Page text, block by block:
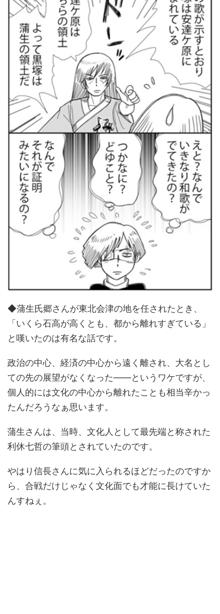
◆蒲生氏郷さんが東北会津の地を任されたとき、
「いくら石高が高くとも、都から離れすぎている」
と嘆いたのは有名な話です。
政治の中心、経済の中心から遠く離され、大名とし
ての先の展望がなくなった――というワケですが、
個人的には文化の中心から離れたことも相当辛かっ
たんだろうなぁ思います。
蒲生さんは、当時、文化人として最先端と称された
利休七哲の筆頭とされていたのです。
やはり信長さんに気に入られるほどだったのですか
ら、合戦だけじゃなく文化面でも才能に長けていた
んすねぇ。